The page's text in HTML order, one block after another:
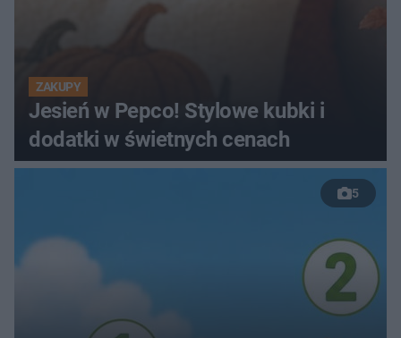
ZAKUPY
Jesień w Pepco! Stylowe kubki i
dodatki w świetnych cenach
5